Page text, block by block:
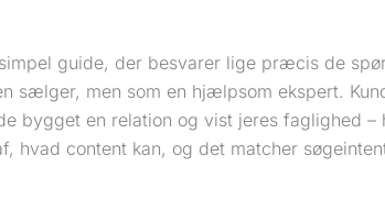
guide, der besvarer lige præcis de
sælger, men som en hjælpsom ekspert.
bygget en relation og vist jeres faglighed –
hvad content kan, og det matcher